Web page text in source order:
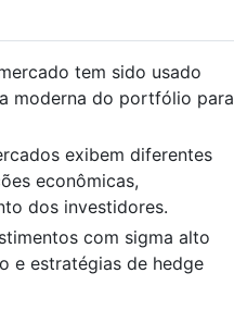
tem sido usado
moderna do portfólio para
exibem diferentes
econômicas,
dos investidores.
com sigma alto
e estratégias de hedge